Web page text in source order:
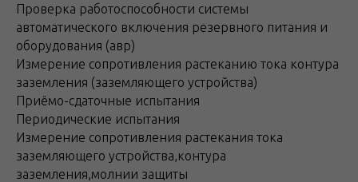
Проверка работоспособности системы
автоматического включения резервного питания и
оборудования (авр)
Измерение сопротивления растеканию тока контура
заземления (заземляющего устройства)
Приёмо-сдаточные испытания
Периодические испытания
Измерение сопротивления растекания тока
заземляющего устройства,контура
заземления,молнии защиты